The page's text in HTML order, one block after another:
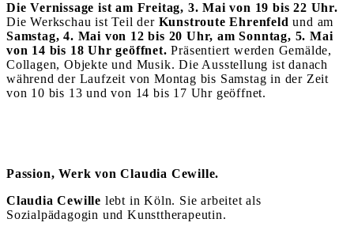
Die Vernissage ist am Freitag, 3. Mai von 19 bis 22 Uhr.
Die Werkschau ist Teil der Kunstroute Ehrenfeld und am
Samstag, 4. Mai von 12 bis 20 Uhr, am Sonntag, 5. Mai
von 14 bis 18 Uhr geöffnet. Präsentiert werden Gemälde,
Collagen, Objekte und Musik. Die Ausstellung ist danach
während der Laufzeit von Montag bis Samstag in der Zeit
von 10 bis 13 und von 14 bis 17 Uhr geöffnet.
Passion, Werk von Claudia Cewille.
Claudia Cewille lebt in Köln. Sie arbeitet als
Sozialpädagogin und Kunsttherapeutin.